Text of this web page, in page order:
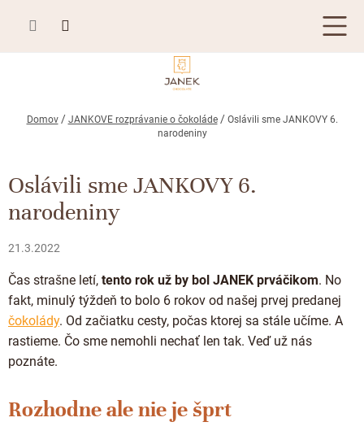
TABUĽKOVÁ ČOKOLÁDA
Mliečna čokoláda
Horká čokoláda
Čokoláda Passion
Lámaná čokoláda
Bonboniéry
Kusové pralinky a hľuzovky
ČOKOLÁDOVÉ ŠPECIALITY
Čokoládové lízanky
Čokoládové srdiečka
Čokoládové figúrky
Čokoládové krémy
Cibuľové chutney
Proteínová čokoláda
Čokoládové náradie
ZÁKAZKOVÁ VÝROBA
Letné darčeky
Svadobné čokolády
Narodeniny
Vianočné čokolády
KAKAOVÉ VÝROBKY
Kakaové bôby
Kakaové maslo
Čokoládové nápoje
Prihlásenie
Domov JANKOVE rozprávanie o čokoláde
Oslávili sme JANKOVY 6.
narodeniny
Oslávili sme JANKOVY 6.
narodeniny
21.3.2022
Čas strašne letí, tento rok už by bol JANEK prváčikom. No
fakt, minulý týždeň to bolo 6 rokov od našej prvej predanej
čokolády. Od začiatku cesty, počas ktorej sa stále učíme. A
rastieme. Čo sme nemohli nechať len tak. Veď už nás
poznáte.
Rozhodne ale nie je šprt